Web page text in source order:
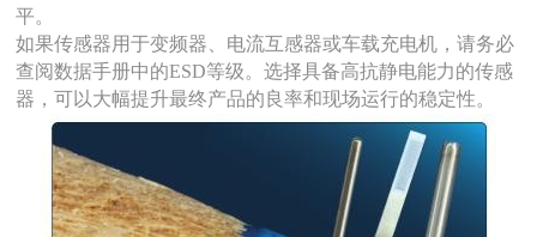
平。
如果传感器用于变频器、电流互感器或车载充电机，请务必
查阅数据手册中的ESD等级。选择具备高抗静电能力的传感
器，可以大幅提升最终产品的良率和现场运行的稳定性。